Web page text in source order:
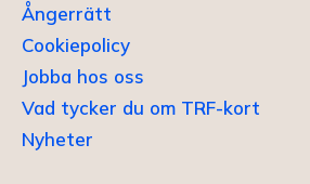
Ångerrätt
Cookiepolicy
Jobba hos oss
Vad tycker du om TRF-kort
Nyheter